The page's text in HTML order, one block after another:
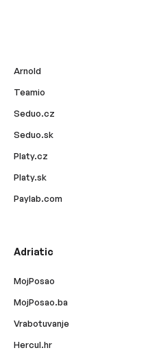
Arnold
Teamio
Seduo.cz
Seduo.sk
Platy.cz
Platy.sk
Paylab.com
Adriatic
MojPosao
MojPosao.ba
Vrabotuvanje
Hercul.hr